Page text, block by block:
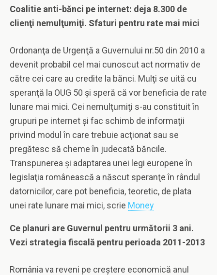
Coalitie anti-bănci pe internet: deja 8.300 de
clienţi nemulţumiţi. Sfaturi pentru rate mai mici
Ordonanţa de Urgenţă a Guvernului nr.50 din 2010 a
devenit probabil cel mai cunoscut act normativ de
către cei care au credite la bănci. Mulţi se uită cu
speranţă la OUG 50 şi speră că vor beneficia de rate
lunare mai mici. Cei nemulţumiţi s-au constituit în
grupuri pe internet şi fac schimb de informaţii
privind modul în care trebuie acţionat sau se
pregătesc să cheme în judecată băncile.
Transpunerea şi adaptarea unei legi europene în
legislaţia românească a născut speranţe în rândul
datornicilor, care pot beneficia, teoretic, de plata
unei rate lunare mai mici, scrie Money
Ce planuri are Guvernul pentru următorii 3 ani.
Vezi strategia fiscală pentru perioada 2011-2013
România va reveni pe creştere economică anul